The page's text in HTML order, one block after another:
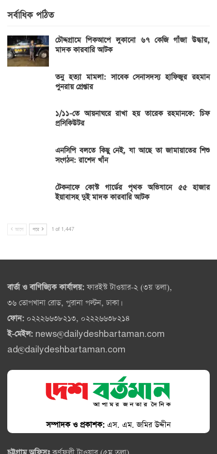
সর্বাধিক পঠিত
চৌদ্দগ্রামে পিকআপে লুকানো ৬৭ কেজি গাঁজা উদ্ধার,
মাদক কারবারি আটক
তনু হত্যা মামলা: সাবেক সেনাসদস্য হাফিজুর রহমান
পুনরায় গ্রেপ্তার
১/১১-তে আয়নাঘরে রাখা হয় তারেক রহমানকে: চিফ
প্রসিকিউটর
এনসিপি বলতে কিছু নেই, যা আছে তা জামায়াতের শিশু
সংগঠন: রাশেদ খাঁন
টেকনাফে কোস্ট গার্ডের পৃথক অভিযানে ৫৫ হাজার
ইয়াবাসহ দুই মাদক কারবারি আটক
আগে পরে 1 of 1,447
বার্তা ও বাণিজ্যিক কার্যালয়:ফারইস্ট টাওয়ার-২ (৩য় তলা),
৩৬ তোপখানা রোড, পুরানা পল্টন, ঢাকা।
ফোন: ০২২২৬৬৩৮২১৩, ০২২২৬৬৩৮২১৪
ই-মেইল: news@dailydeshbartaman.com
ad@dailydeshbartaman.com
সম্পাদক ও প্রকাশক: এস. এম. জমির উদ্দীন